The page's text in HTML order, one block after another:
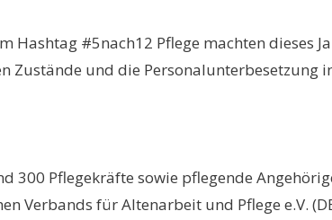
#5nach12 Pflege machten dieses
Zustände und die Personalunterbesetzung
Pflegekräfte sowie pflegende
Verbands für Altenarbeit und Pflege e.V.